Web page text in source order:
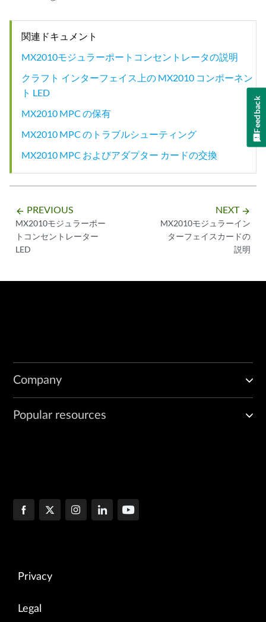
関連ドキュメント
MX2010モジュラーポートコンセントレータの説明
クラフト インターフェイス上の MX2010 コンポーネン
ト LED
MX2010 MPC の保有
MX2010 MPC のトラブルシューティング
MX2010 MPC およびアダプター カードの交換
arrow_backward PREVIOUS
MX2010モジュラーポー
トコンセントレーター
LED
NEXT arrow_forward
MX2010モジュラーイン
ターフェイスカードの
説明
Company
Popular resources
Privacy
Legal
Feedback